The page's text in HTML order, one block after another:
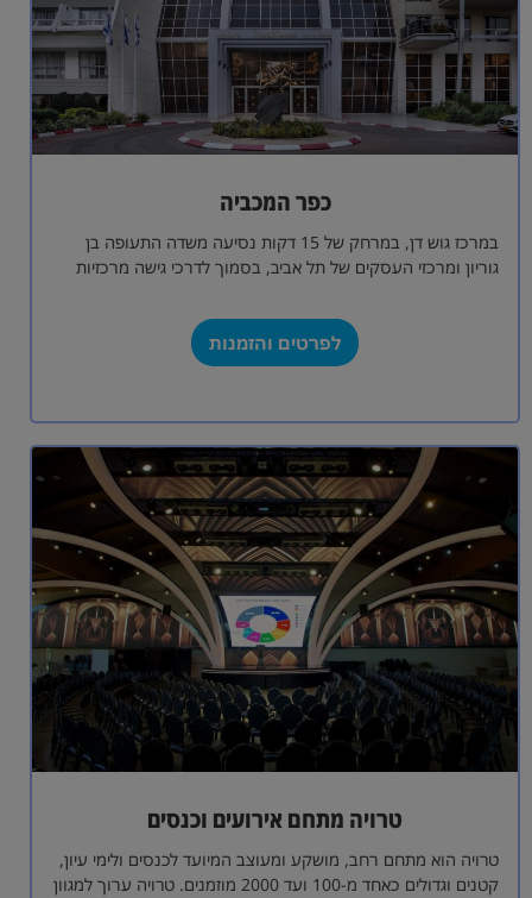
כפר המכביה
במרכז גוש דן, במרחק של 15 דקות נסיעה משדה התעופה בן
גוריון ומרכזי העסקים של תל אביב, בסמוך לדרכי גישה מרכזיות
לפרטים והזמנות
טרויה מתחם אירועים וכנסים
טרויה הוא מתחם רחב, מושקע ומעוצב המיועד לכנסים ולימי עיון,
קטנים וגדולים כאחד מ-100 ועד 2000 מוזמנים. טרויה ערוך למגוון